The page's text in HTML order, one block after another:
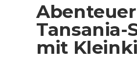
Tansania-
mit